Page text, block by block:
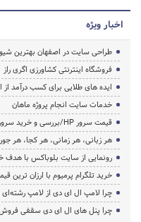
اخبار ویژه
طراحی سایت در اصفهان بهترین
فروشگاه اینترنتی کشاورزی اگری راز
ایده های طلایی برای کسب درآمد از
خدمات سایت انجام پروژه ماهان
قیمت سرور HP/بررسی و خرید سرور اچ پی
هر زبانی، هر زمانی، هر کجا، هر
رونمایی از سایت بلوباکس با هدف
خرید تلگرام پرمیوم با ارزان ترین
چرا لامپ ال ای دی از لامپ
چرا پنل های ال ای دی سقفی فروش